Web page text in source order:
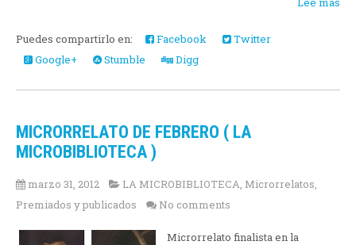
Puedes compartirlo en: Facebook
Twitter
Google+
Stumble Digg
MICRORRELATO DE FEBRERO ( LA
MICROBIBLIOTECA )
marzo 31, 2012 LA MICROBIBLIOTECA, Microrrelatos,
Premiados y publicados
No comments
Microrrelato finalista en la